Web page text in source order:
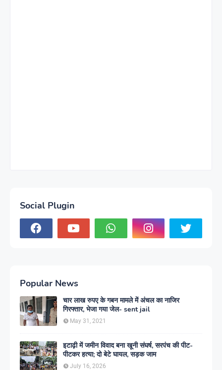
Social Plugin
Popular News
चार लाख रुपए के गबन मामले में अंचल का नाजिर
गिरफ्तार, भेजा गया जेल- sent jail
May 31, 2021
इटाढ़ी में जमीन विवाद बना खूनी संघर्ष, सरपंच की पीट-
पीटकर हत्या; दो बेटे घायल, सड़क जाम
July 16, 2026